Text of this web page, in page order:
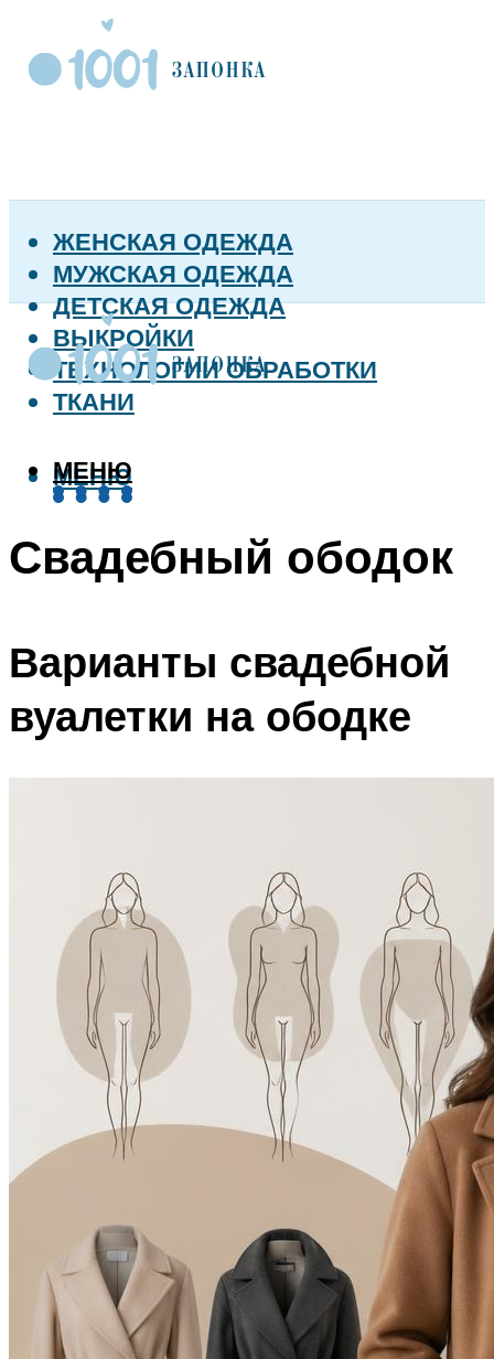
ЖЕНСКАЯ ОДЕЖДА
МУЖСКАЯ ОДЕЖДА
ДЕТСКАЯ ОДЕЖДА
ВЫКРОЙКИ
ТЕХНОЛОГИИ ОБРАБОТКИ
ТКАНИ
МЕНЮ
МЕНЮ
Свадебный ободок
Варианты свадебной
вуалетки на ободке